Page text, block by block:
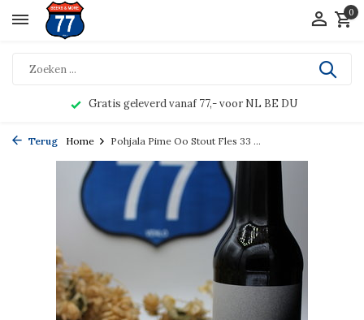
0
Gratis geleverd vanaf 77,- voor NL BE DU
Terug Home Pohjala Pime Oo Stout Fles 33 ...